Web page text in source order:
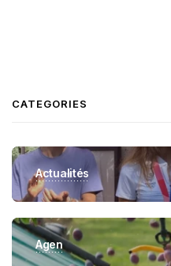
CATEGORIES
Actualités
Agen